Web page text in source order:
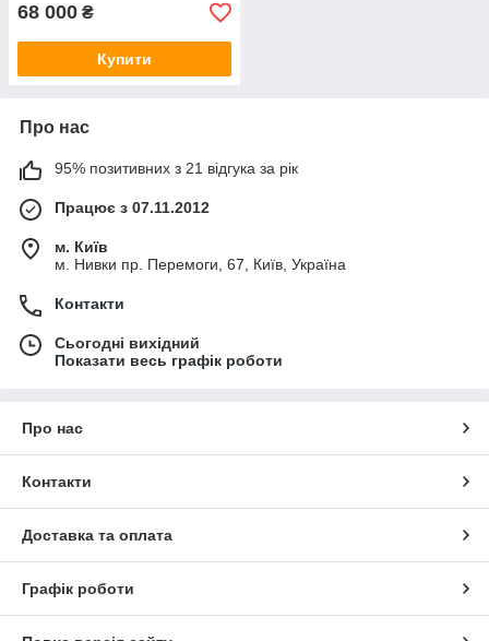
68 000 ₴
Купити
Про нас
95% позитивних з 21 відгука за рік
Працює з 07.11.2012
м. Київ
м. Нивки пр. Перемоги, 67, Київ, Україна
Контакти
Сьогодні вихідний
Показати весь графік роботи
Про нас
Контакти
Доставка та оплата
Графік роботи